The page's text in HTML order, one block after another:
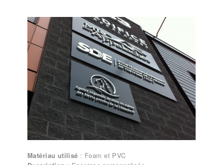
personnalisée
Matériau utilisé : Foam et PVC